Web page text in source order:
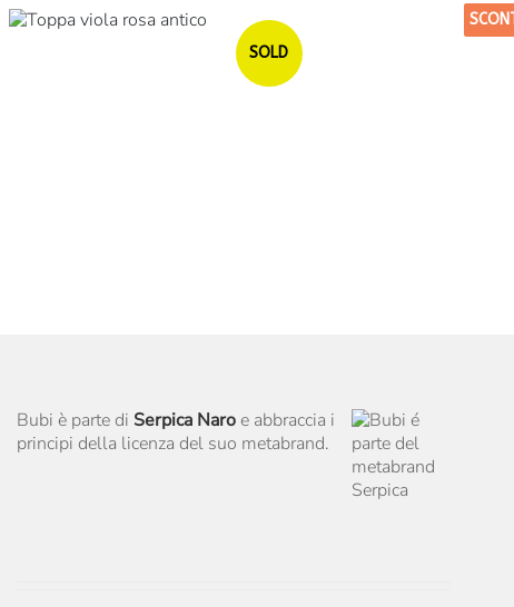
SOLD
Bubi è parte di Serpica Naro e abbraccia i
principi della licenza del suo metabrand.